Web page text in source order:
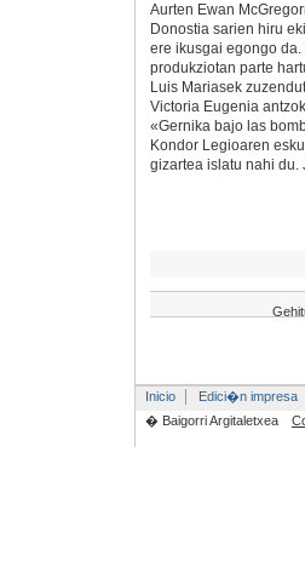
Aurten Ewan
Donostia sarien hiru
ere ikusgai egongo
produkziotan parte
Luis Mariasek
Victoria Eugenia
«Gernika bajo las
Kondor Legioaren
gizartea islatu nahi du.
Inicio Edici�n impresa
� Baigorri Argitaletxea